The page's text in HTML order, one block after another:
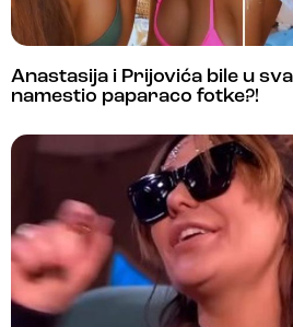
Anastasija i Prijovića bile u
namestio paparaco fotke?!